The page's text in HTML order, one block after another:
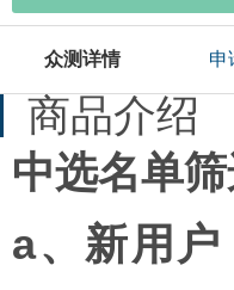
众测详情 申
商品介绍
中选名单筛
a、新用户